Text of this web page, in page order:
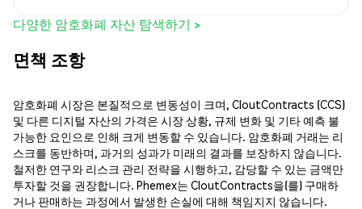
다양한 암호화폐 자산 탐색하기 >
면책 조항
암호화폐 시장은 본질적으로 변동성이 크며, CloutContracts (CCS)
및 다른 디지털 자산의 가격은 시장 상황, 규제 변화 및 기타 예측 불
가능한 요인으로 인해 크게 변동할 수 있습니다. 암호화폐 거래는 리
스크를 동반하며, 과거의 성과가 미래의 결과를 보장하지 않습니다.
철저한 연구와 리스크 관리 전략을 시행하고, 감당할 수 있는 금액만
투자할 것을 권장합니다. Phemex는 CloutContracts을(를) 구매하
거나 판매하는 과정에서 발생한 손실에 대해 책임지지 않습니다.